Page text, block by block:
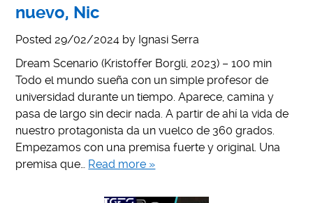
nuevo, Nic
Posted 29/02/2024 by Ignasi Serra
Dream Scenario (Kristoffer Borgli, 2023) – 100 min
Todo el mundo sueña con un simple profesor de
universidad durante un tiempo. Aparece, camina y
pasa de largo sin decir nada. A partir de ahí la vida de
nuestro protagonista da un vuelco de 360 grados.
Empezamos con una premisa fuerte y original. Una
premisa que… Read more »